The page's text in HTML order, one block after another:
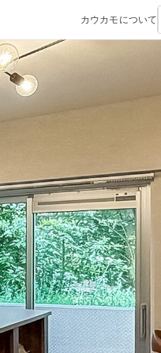
カウカモについて